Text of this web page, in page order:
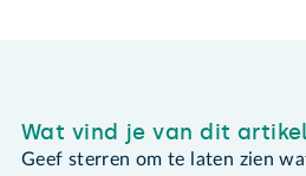
Wat vind je van dit
Geef sterren om te laten zien